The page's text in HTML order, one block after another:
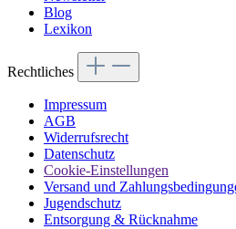
Blog
Lexikon
Rechtliches
Impressum
AGB
Widerrufsrecht
Datenschutz
Cookie-Einstellungen
Versand und
Jugendschutz
Entsorgung & Rücknahme